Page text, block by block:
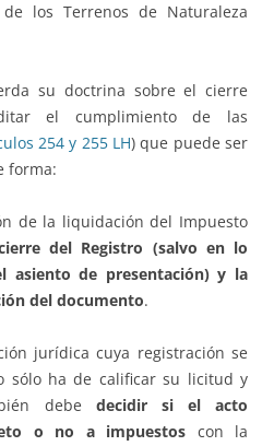
los Terrenos de Naturaleza
su doctrina sobre el cierre
el cumplimiento de las
254 y 255 LH) que puede ser
forma:
de la liquidación del Impuesto
del Registro (salvo en lo
asiento de presentación) y la
del documento.
jurídica cuya registración se
sólo ha de calificar su licitud y
debe decidir si el acto
o no a impuestos con la